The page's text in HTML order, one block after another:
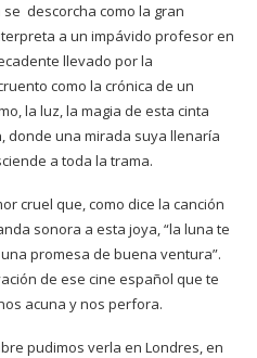
descorcha como la gran
a un impávido profesor en
llevado por la
como la crónica de un
la luz, la magia de esta cinta
, donde una mirada suya llenaría
a toda la trama.
cruel que, como dice la canción
sonora a esta joya, “la luna te
promesa de buena ventura”.
de ese cine español que te
acuna y nos perfora.
pudimos verla en Londres, en